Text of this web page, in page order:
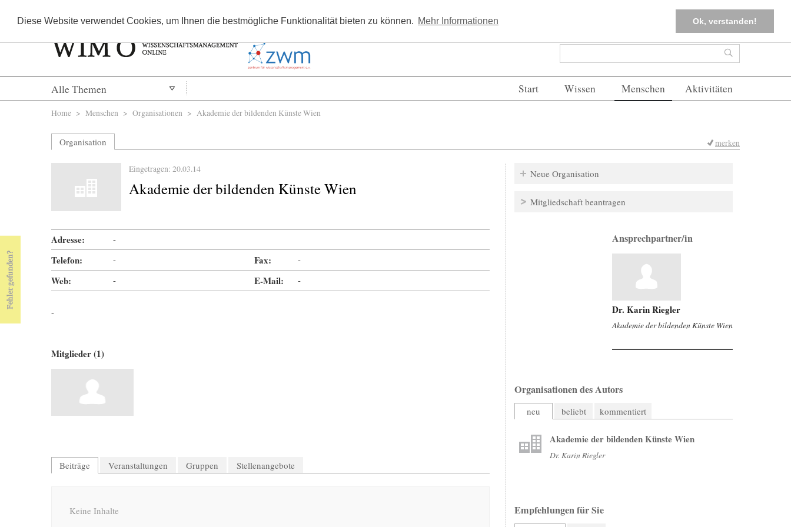
Diese Website verwendet Cookies, um Ihnen die bestmögliche Funktionalität bieten zu können. Mehr Informationen Ok, verstanden!
Kostenlos registrieren FAQs Einloggen
Suchformular Suche
Alle Themen Start Wissen Menschen Aktivitäten
Sie sind hier
Home > Menschen > Organisationen > Akademie der bildenden Künste Wien
Organisation merken
Eingetragen: 20.03.14
Akademie der bildenden Künste Wien
Adresse: -
Telefon: - Fax: -
Web: - E-Mail: -
-
Mitglieder (1)
Beiträge Veranstaltungen Gruppen Stellenangebote
Keine Inhalte
Neue Organisation
Mitgliedschaft beantragen
Ansprechpartner/in
Dr. Karin Riegler
Akademie der bildenden Künste Wien
Organisationen des Autors
neu beliebt kommentiert
Akademie der bildenden Künste Wien
Dr. Karin Riegler
Empfehlungen für Sie